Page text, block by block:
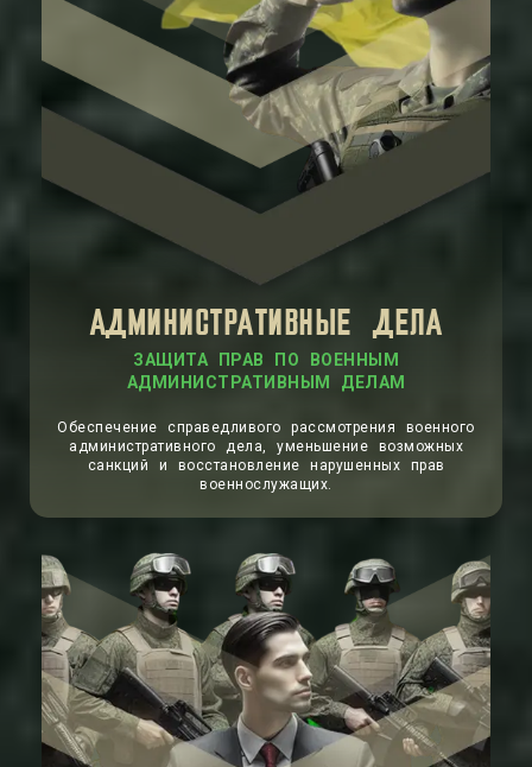
АДМИНИСТРАТИВНЫЕ ДЕЛА
ЗАЩИТА ПРАВ ПО ВОЕННЫМ
АДМИНИСТРАТИВНЫМ ДЕЛАМ
Обеспечение справедливого рассмотрения военного
административного дела, уменьшение возможных
санкций и восстановление нарушенных прав
военнослужащих.